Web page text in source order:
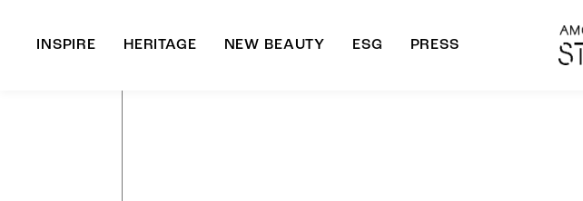
INSPIRE HERITAGE NEW BEAUTY ESG PRESS